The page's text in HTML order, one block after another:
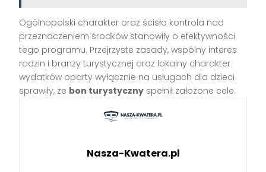
Ogólnopolski charakter oraz ścisła kontrola nad
przeznaczeniem środków stanowiły o efektywności
tego programu. Przejrzyste zasady, wspólny interes
rodzin i branży turystycznej oraz lokalny charakter
wydatków oparty wyłącznie na usługach dla dzieci
sprawiły, że bon turystyczny spełnił założone cele.
Nasza-Kwatera.pl